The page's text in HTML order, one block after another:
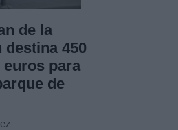
de la
450
para
de